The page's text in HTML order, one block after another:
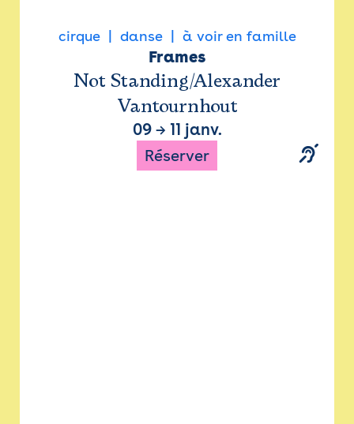
cirque danse à voir en famille
Frames
Not Standing/Alexander
Vantournhout
09→ 11 janv.
Réserver